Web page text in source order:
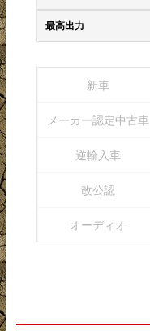
最高出力
新車
メーカー認定中古車
逆輸入車
改公認
オーディオ